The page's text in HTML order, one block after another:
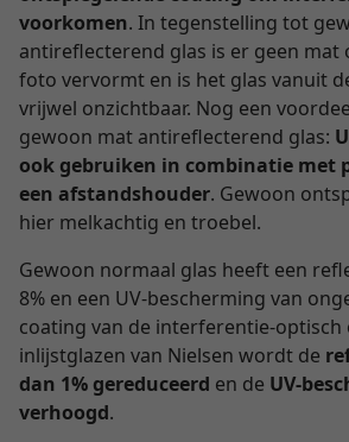
voorkomen. In tegenstelling tot
antireflecterend glas is er geen mat
foto vervormt en is het glas vanuit
vrijwel onzichtbaar. Nog een
gewoon mat antireflecterend glas:
ook gebruiken in combinatie met
een afstandshouder. Gewoon
hier melkachtig en troebel.
Gewoon normaal glas heeft een
8% en een UV-bescherming van
coating van de interferentie-optisch
inlijstglazen van Nielsen wordt de
dan 1% gereduceerd en de UV-
verhoogd.